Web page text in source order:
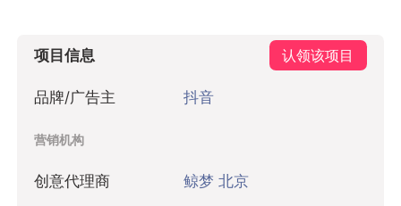
项目信息 认领该项目
品牌/广告主 抖音
营销机构
创意代理商 鲸梦 北京